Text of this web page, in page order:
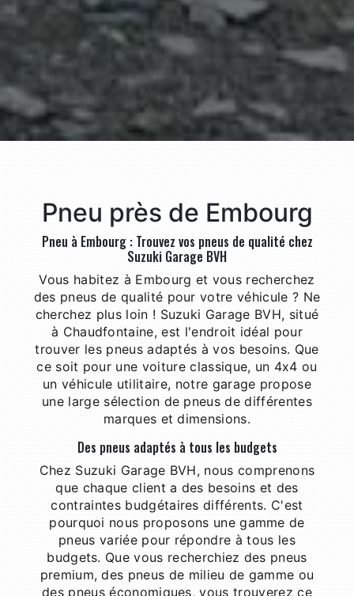
Pneu près de Embourg
Pneu à Embourg : Trouvez vos pneus de qualité chez
Suzuki Garage BVH
Vous habitez à Embourg et vous recherchez
des pneus de qualité pour votre véhicule ? Ne
cherchez plus loin ! Suzuki Garage BVH, situé
à Chaudfontaine, est l'endroit idéal pour
trouver les pneus adaptés à vos besoins. Que
ce soit pour une voiture classique, un 4x4 ou
un véhicule utilitaire, notre garage propose
une large sélection de pneus de différentes
marques et dimensions.
Des pneus adaptés à tous les budgets
Chez Suzuki Garage BVH, nous comprenons
que chaque client a des besoins et des
contraintes budgétaires différents. C'est
pourquoi nous proposons une gamme de
pneus variée pour répondre à tous les
budgets. Que vous recherchiez des pneus
premium, des pneus de milieu de gamme ou
des pneus économiques, vous trouverez ce